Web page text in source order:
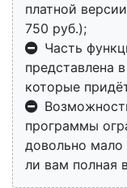
платной
750 руб.);
Часть
представлена
которые
программы
довольно мало
ли вам полная